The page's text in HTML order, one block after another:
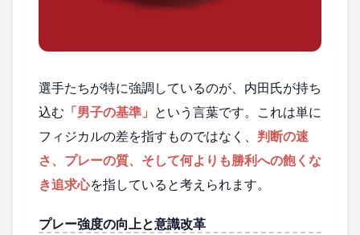
選手たちが特に強調しているのが、内田氏が持ち
込む 「男子の基準」 という言葉です。これは単に
フィジカルの差を指すものではなく、 判断の速
さ、プレーの質、そして何よりも勝利への飽くな
き追求心を指していると考えられます。
プレー強度の向上と意識改革